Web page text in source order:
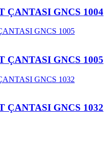
ÇANTASI GNCS 1004
ÇANTASI GNCS 1005
ÇANTASI GNCS 1032